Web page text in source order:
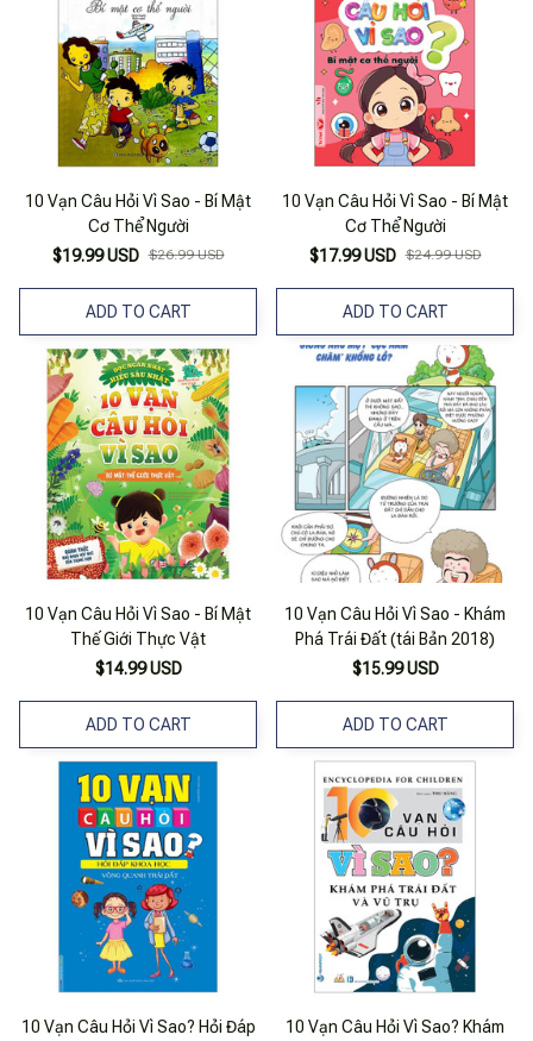
10 Vạn Câu Hỏi Vì Sao - Bí Mật
Cơ Thể Người
$19.99 USD $26.99 USD
ADD TO CART
10 Vạn Câu Hỏi Vì Sao - Bí Mật
Cơ Thể Người
$17.99 USD $24.99 USD
ADD TO CART
10 Vạn Câu Hỏi Vì Sao - Bí Mật
Thế Giới Thực Vật
$14.99 USD
ADD TO CART
10 Vạn Câu Hỏi Vì Sao - Khám
Phá Trái Đất (tái Bản 2018)
$15.99 USD
ADD TO CART
10 Vạn Câu Hỏi Vì Sao? Hỏi Đáp
10 Vạn Câu Hỏi Vì Sao? Khám